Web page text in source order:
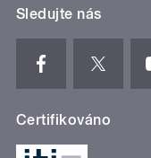
Sledujte nás
Certifikováno